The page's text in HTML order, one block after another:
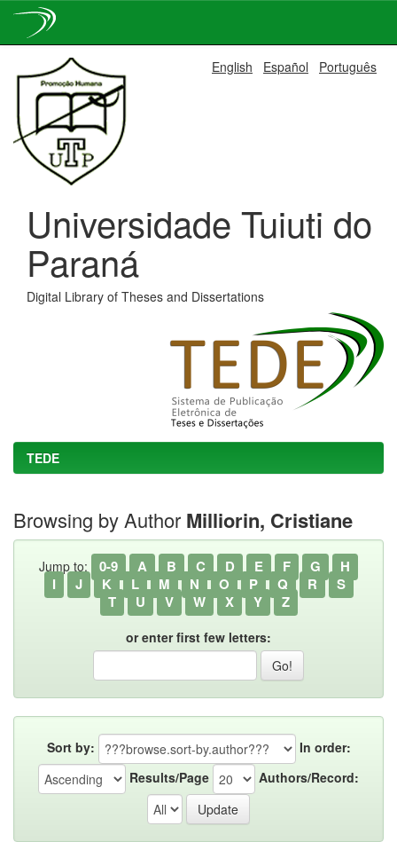
navigation
English Español Português
Universidade Tuiuti do
Paraná
Digital Library of Theses and Dissertations
TEDE
Browsing by Author Milliorin, Cristiane
Jump to: 0-9 A B C D E F G
H
I
J K L M N O P Q R
S
T
U V W X Y Z
or enter first few letters:
Sort by:
In order:
Results/Page
Authors/Record: